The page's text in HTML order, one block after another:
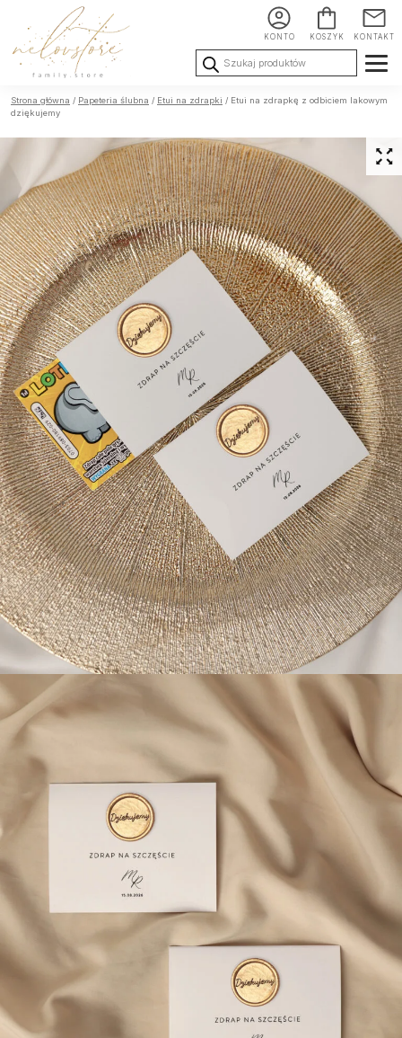
KONTO KOSZYK KONTAKT
Wyszukiwarka
produktów
Ślub i
Wesele
Chrzest i
Urodziny i
Strona główna / Papeteria ślubna / Etui na zdrapki / Etui na zdrapkę z odbiciem lakowym
dziękujemy